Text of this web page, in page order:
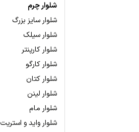
شلوار چرم
شلوار سایز بزرگ
شلوار سیلک
شلوار کارپنتر
شلوار کارگو
شلوار کتان
شلوار لینن
شلوار مام
شلوار واید و استریت